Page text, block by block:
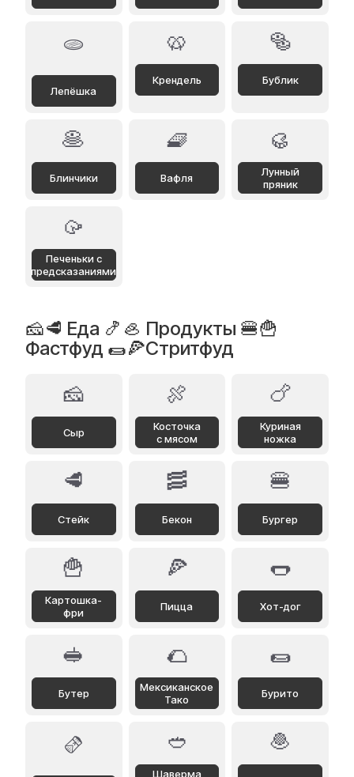
🫓
Лепёшка
🥨
Крендель
🥯
Бублик
🥞
Блинчики
🧇
Вафля
🥮
Лунный
пряник
🥠
Печеньки с
предсказаниями
🧀🥩 Еда 🍤🦪 Продукты 🍔🍟
Фастфуд 🌯🍕Стритфуд
🧀
Cыр
🍖
Косточка
с мясом
🍗
Куриная
ножка
🥩
Стейк
🥓
Бекон
🍔
Бургер
🍟
Картошка-
фри
🍕
Пицца
🌭
Хот-дог
🥪
Бутер
🌮
Мексиканское
Тако
🌯
Бурито
🫔 🥙
Шаверма
🧆